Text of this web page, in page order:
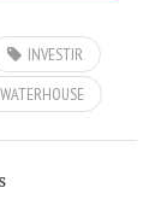
INVESTIR